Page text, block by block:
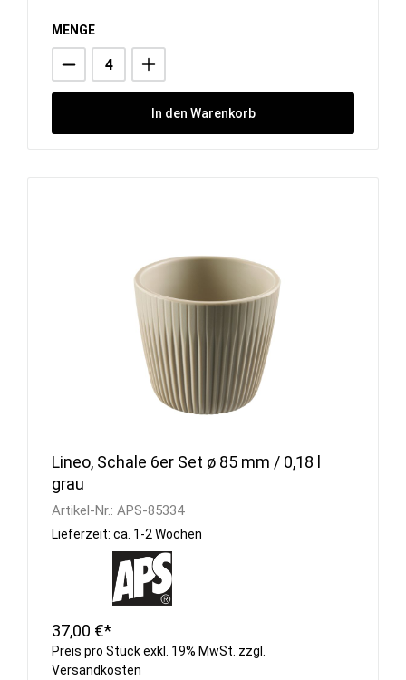
MENGE
In den Warenkorb
Lineo, Schale 6er Set ø 85 mm / 0,18 l
grau
Artikel-Nr.: APS-85334
Lieferzeit: ca. 1-2 Wochen
37,00 €*
Preis pro Stück exkl. 19% MwSt. zzgl.
Versandkosten